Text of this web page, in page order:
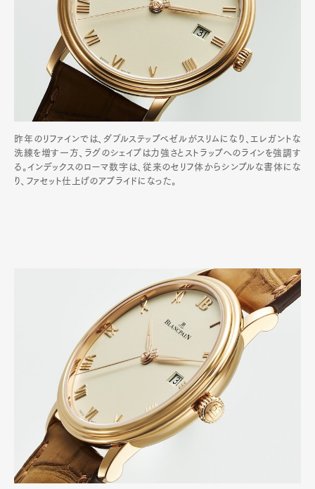
昨年のリファインでは、ダブルステップベゼルがスリムになり、エレガントな
洗練を増す一方、ラグのシェイプは力強さとストラップへのラインを強調す
る。インデックスのローマ数字は、従来のセリフ体からシンプルな書体にな
り、ファセット仕上げのアプライドになった。